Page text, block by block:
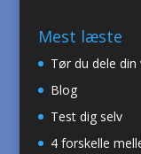
Mest læste
Tør du dele din
Blog
Test dig selv
4 forskelle